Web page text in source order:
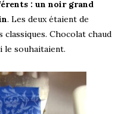
: un noir grand
. Les deux étaient de
classiques. Chocolat chaud
le souhaitaient.